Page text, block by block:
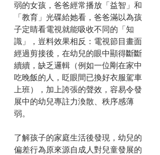
弱的女孩，爸爸經常播放「益智」和
「教育」光碟給她看，爸爸滿以為孩
子定睛看電視就能吸收不同的「知
識」，豈料效果相反：電視節目畫面
經過剪接後，在幼兒的眼中顯得斷斷
續續，缺乏邏輯（例如一位剛在家中
吃晚飯的人，眨眼間已換好衣服駕車
上班），加上誇張的聲效，容易令發
展中的幼兒專註力渙散、秩序感薄
弱。
了解孩子的家庭生活後發現，幼兒的
偏差行為原來源自成人對兒童發展的